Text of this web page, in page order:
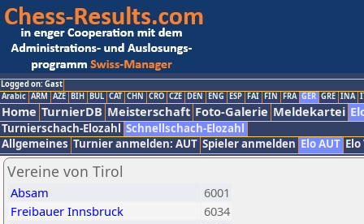
Logged on: Gast
Arabic ARM AZE BIH BUL CAT CHN CRO CZE DEN ENG ESP FAI FIN FRA GER GRE INA
Home TurnierDB Meisterschaft Foto-Galerie Meldekartei
Turnierschach-Elozahl Schnellschach-Elozahl
Allgemeines Turnier anmelden: AUT Spieler anmelden Elo AUT
Vereine von Tirol
Absam
6001
Freibauer Innsbruck
6034